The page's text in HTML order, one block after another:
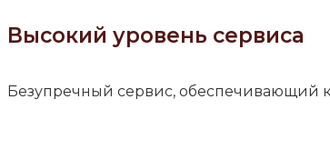
Высокий уровень сервиса
Безупречный сервис, обеспечивающий